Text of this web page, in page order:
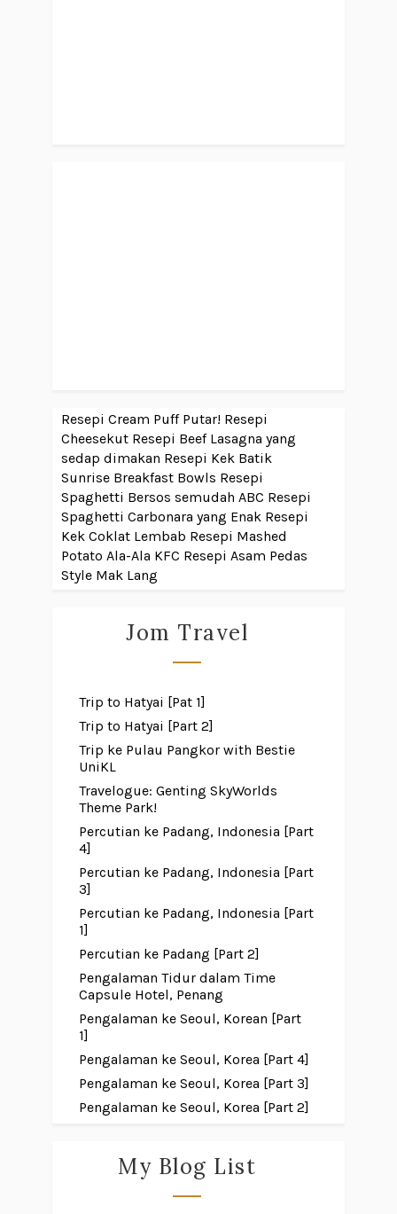
Resepi Cream Puff Putar! Resepi
Cheesekut Resepi Beef Lasagna yang
sedap dimakan Resepi Kek Batik
Sunrise Breakfast Bowls Resepi
Spaghetti Bersos semudah ABC Resepi
Spaghetti Carbonara yang Enak Resepi
Kek Coklat Lembab Resepi Mashed
Potato Ala-Ala KFC Resepi Asam Pedas
Style Mak Lang
Jom Travel
Trip to Hatyai [Pat 1]
Trip to Hatyai [Part 2]
Trip ke Pulau Pangkor with Bestie
UniKL
Travelogue: Genting SkyWorlds
Theme Park!
Percutian ke Padang, Indonesia [Part
4]
Percutian ke Padang, Indonesia [Part
3]
Percutian ke Padang, Indonesia [Part
1]
Percutian ke Padang [Part 2]
Pengalaman Tidur dalam Time
Capsule Hotel, Penang
Pengalaman ke Seoul, Korean [Part
1]
Pengalaman ke Seoul, Korea [Part 4]
Pengalaman ke Seoul, Korea [Part 3]
Pengalaman ke Seoul, Korea [Part 2]
My Blog List